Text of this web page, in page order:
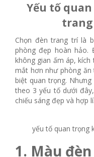
Yếu tố
Chọn đèn trang trí là
phòng đẹp hoàn hảo.
không gian ấm áp,
mắt hơn như phòng
biệt quan trọng.
theo 3 yếu tố dưới
chiếu sáng đẹp và hợp lí.
yếu tố quan trọng
1. Màu đèn